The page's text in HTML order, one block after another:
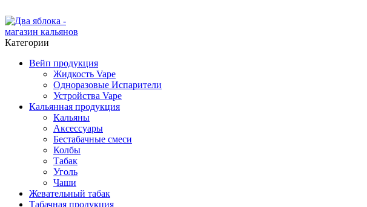
Категории
Вейп продукция
Жидкость Vape
Одноразовые Испарители
Устройства Vape
Кальянная продукция
Кальяны
Аксессуары
Бестабачные смеси
Колбы
Табак
Уголь
Чаши
Жевательный табак
Табачная продукция